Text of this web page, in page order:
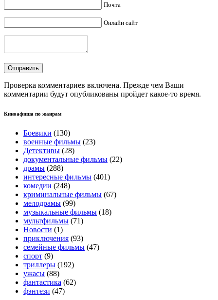
Почта
Онлайн сайт
Проверка комментариев включена. Прежде чем Ваши
комментарии будут опубликованы пройдет какое-то время.
Киноафиша по жанрам
Боевики (130)
военные фильмы (23)
Детективы (28)
документальные фильмы (22)
драмы (288)
интересные фильмы (401)
комедии (248)
криминальные фильмы (67)
мелодрамы (99)
музыкальные фильмы (18)
мультфильмы (71)
Новости (1)
приключения (93)
семейные фильмы (47)
спорт (9)
триллеры (192)
ужасы (88)
фантастика (62)
фэнтези (47)